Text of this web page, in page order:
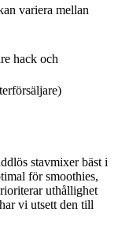
variera mellan
hack och
stavmixer bäst i
för smoothies,
uthållighet
vi utsett den till